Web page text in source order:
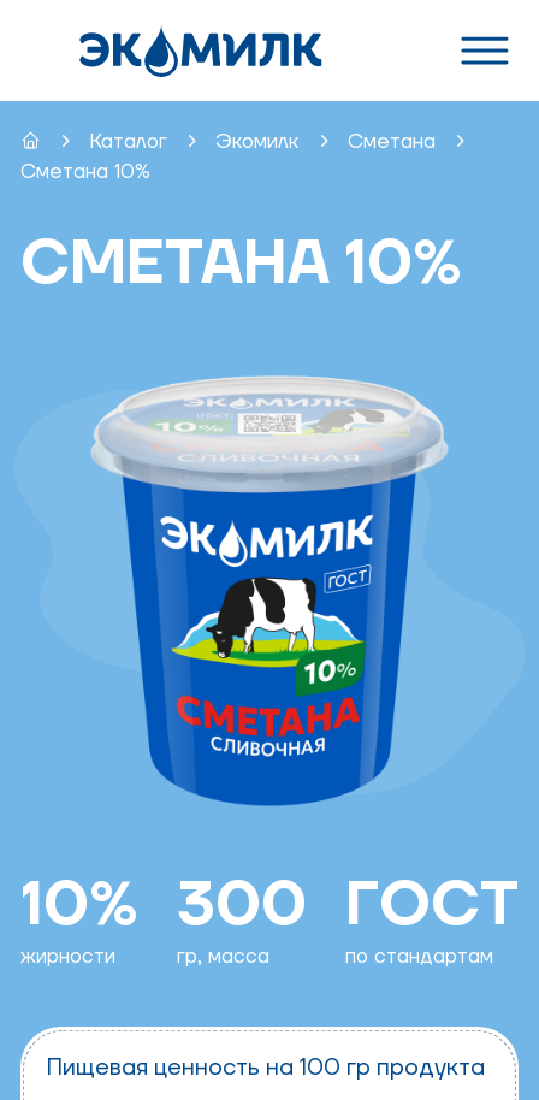
Каталог Экомилк
Сметана
Сметана 10%
СМЕТАНА 10%
10%
жирности
300
гр, масса
ГОСТ
по стандартам
Пищевая ценность на 100 гр продукта